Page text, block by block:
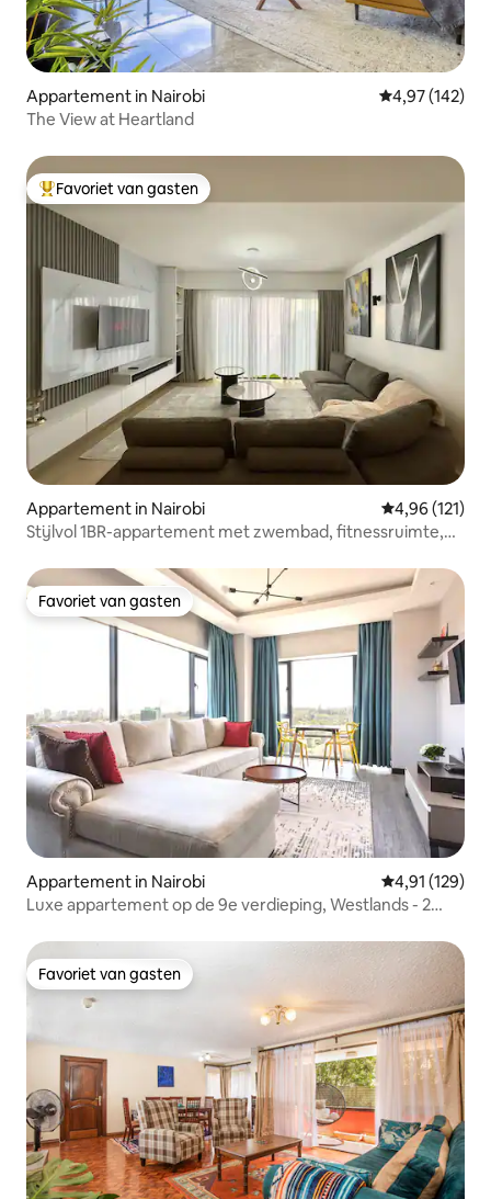
Appartement in Nairobi Gemiddelde
4,97 (142)
The View at Heartland
Topfavoriet van gasten
Favoriet van gasten
Appartement in Nairobi Gemiddelde
4,96 (121)
Stijlvol 1BR-appartement met zwembad, fitnessruimte,
Favoriet van gasten
Favoriet van gasten
Appartement in Nairobi Gemiddelde
4,91 (129)
Luxe appartement op de 9e verdieping, Westlands - 2
Favoriet van gasten
Favoriet van gasten